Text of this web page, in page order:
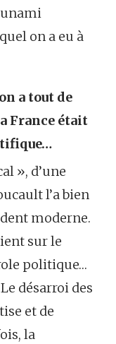
on a eu à
a tout de
France était
», d’une
l’a bien
moderne.
sur le
politique…
désarroi des
et de
la